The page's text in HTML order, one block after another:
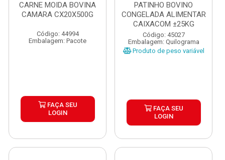
CARNE MOIDA BOVINA
CAMARA CX20X500G
Código: 44994
Embalagem: Pacote
FAÇA SEU
LOGIN
PATINHO BOVINO
CONGELADA ALIMENTAR
CAIXACOM ±25KG
Código: 45027
Embalagem: Quilograma
Produto de peso variável
FAÇA SEU
LOGIN